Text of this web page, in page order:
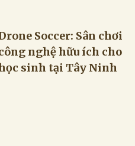
Soccer: Sân chơi
nghệ hữu ích cho
sinh tại Tây Ninh